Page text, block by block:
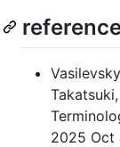
2025 Oct